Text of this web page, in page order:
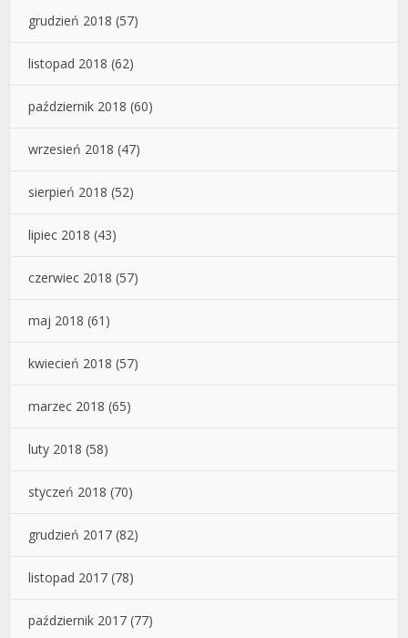
grudzień 2018 (57)
listopad 2018 (62)
październik 2018 (60)
wrzesień 2018 (47)
sierpień 2018 (52)
lipiec 2018 (43)
czerwiec 2018 (57)
maj 2018 (61)
kwiecień 2018 (57)
marzec 2018 (65)
luty 2018 (58)
styczeń 2018 (70)
grudzień 2017 (82)
listopad 2017 (78)
październik 2017 (77)